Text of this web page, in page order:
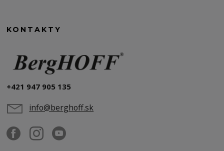
KONTAKTY
+421 947 905 135
info@berghoff.sk